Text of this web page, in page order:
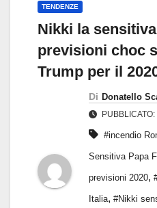
TENDENZE
Nikki la
previsioni choc
Trump per il
Di Donatello
#incendio
Sensitiva Papa
previsioni 2020,
Italia, #Nikki